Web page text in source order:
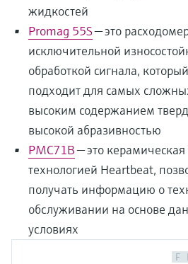
жидкостей
Promag 55S— это
исключительной
обработкой сигнала,
подходит для самых
высоким содержанием
высокой абразивностью
PMC71B— это
технологией Heartbeat,
получать информацию о
обслуживании на основе
условиях
F